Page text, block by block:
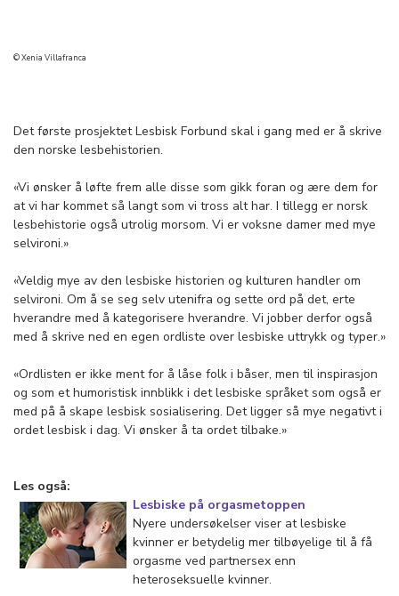
© Xenia Villafranca
Det første prosjektet Lesbisk Forbund skal i gang med er å skrive
den norske lesbehistorien.
«Vi ønsker å løfte frem alle disse som gikk foran og ære dem for
at vi har kommet så langt som vi tross alt har. I tillegg er norsk
lesbehistorie også utrolig morsom. Vi er voksne damer med mye
selvironi.»
«Veldig mye av den lesbiske historien og kulturen handler om
selvironi. Om å se seg selv utenifra og sette ord på det, erte
hverandre med å kategorisere hverandre. Vi jobber derfor også
med å skrive ned en egen ordliste over lesbiske uttrykk og typer.»
«Ordlisten er ikke ment for å låse folk i båser, men til inspirasjon
og som et humoristisk innblikk i det lesbiske språket som også er
med på å skape lesbisk sosialisering. Det ligger så mye negativt i
ordet lesbisk i dag. Vi ønsker å ta ordet tilbake.»
Les også:
Lesbiske på orgasmetoppen
Nyere undersøkelser viser at lesbiske
kvinner er betydelig mer tilbøyelige til å få
orgasme ved partnersex enn
heteroseksuelle kvinner.